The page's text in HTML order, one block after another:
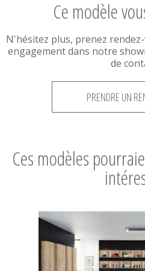
Ce modèle
N'hésitez plus, prenez
engagement dans notre
de
PRENDRE UN
Ces modèles